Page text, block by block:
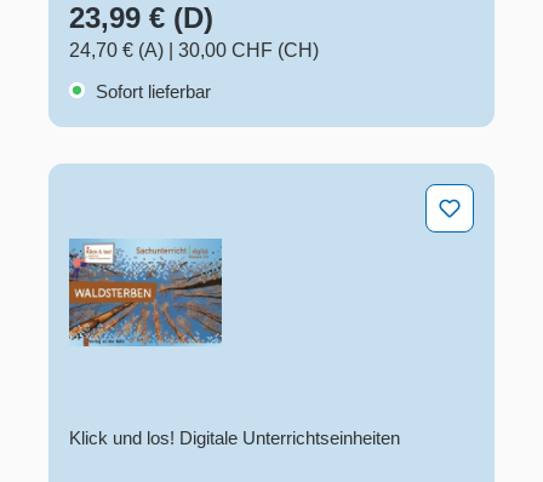
23,99 € (D)
24,70 € (A)
30,00 CHF (CH)
Sofort lieferbar
Klick und los! Digitale Unterrichtseinheiten